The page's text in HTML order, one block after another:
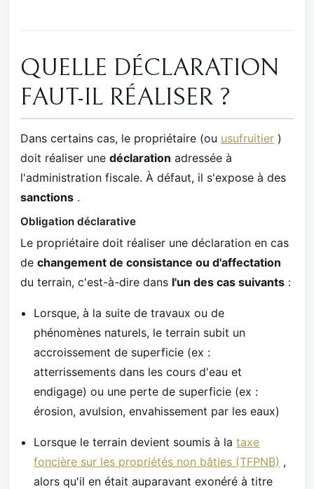
QUELLE DÉCLARATION
FAUT-IL RÉALISER ?
Dans certains cas, le propriétaire (ou usufruitier )
doit réaliser une déclaration adressée à
l'administration fiscale. À défaut, il s'expose à des
sanctions .
Obligation déclarative
Le propriétaire doit réaliser une déclaration en cas
de changement de consistance ou d'affectation
du terrain, c'est-à-dire dans l'un des cas suivants :
Lorsque, à la suite de travaux ou de
phénomènes naturels, le terrain subit un
accroissement de superficie (ex :
atterrissements dans les cours d'eau et
endigage) ou une perte de superficie (ex :
érosion, avulsion, envahissement par les eaux)
Lorsque le terrain devient soumis à lataxe
foncière sur les propriétés non bâties (TFPNB) ,
alors qu'il en était auparavant exonéré à titre